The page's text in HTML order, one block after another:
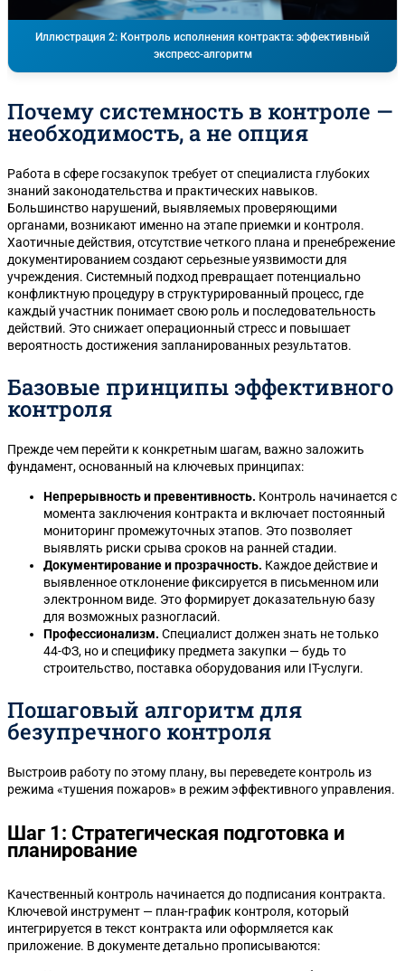
Иллюстрация 2: Контроль исполнения контракта: эффективный
экспресс-алгоритм
Почему системность в контроле —
необходимость, а не опция
Работа в сфере госзакупок требует от специалиста глубоких
знаний законодательства и практических навыков.
Большинство нарушений, выявляемых проверяющими
органами, возникают именно на этапе приемки и контроля.
Хаотичные действия, отсутствие четкого плана и пренебрежение
документированием создают серьезные уязвимости для
учреждения. Системный подход превращает потенциально
конфликтную процедуру в структурированный процесс, где
каждый участник понимает свою роль и последовательность
действий. Это снижает операционный стресс и повышает
вероятность достижения запланированных результатов.
Базовые принципы эффективного
контроля
Прежде чем перейти к конкретным шагам, важно заложить
фундамент, основанный на ключевых принципах:
Непрерывность и превентивность. Контроль начинается с
момента заключения контракта и включает постоянный
мониторинг промежуточных этапов. Это позволяет
выявлять риски срыва сроков на ранней стадии.
Документирование и прозрачность. Каждое действие и
выявленное отклонение фиксируется в письменном или
электронном виде. Это формирует доказательную базу
для возможных разногласий.
Профессионализм. Специалист должен знать не только
44-ФЗ, но и специфику предмета закупки — будь то
строительство, поставка оборудования или IT-услуги.
Пошаговый алгоритм для
безупречного контроля
Выстроив работу по этому плану, вы переведете контроль из
режима «тушения пожаров» в режим эффективного управления.
Шаг 1: Стратегическая подготовка и
планирование
Качественный контроль начинается до подписания контракта.
Ключевой инструмент — план-график контроля, который
интегрируется в текст контракта или оформляется как
приложение. В документе детально прописываются: